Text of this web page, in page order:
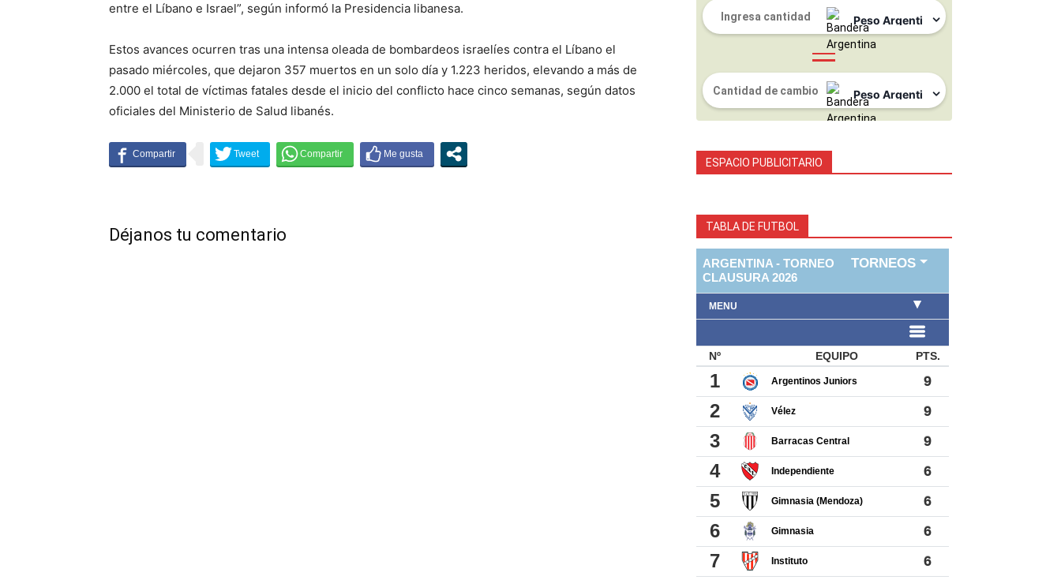
entre el Líbano e Israel”, según informó la Presidencia libanesa.
Estos avances ocurren tras una intensa oleada de bombardeos israelíes contra el Líbano el
pasado miércoles, que dejaron 357 muertos en un solo día y 1.223 heridos, elevando a más de
2.000 el total de víctimas fatales desde el inicio del conflicto hace cinco semanas, según datos
oficiales del Ministerio de Salud libanés.
Déjanos tu comentario
ESPACIO PUBLICITARIO
TABLA DE FUTBOL